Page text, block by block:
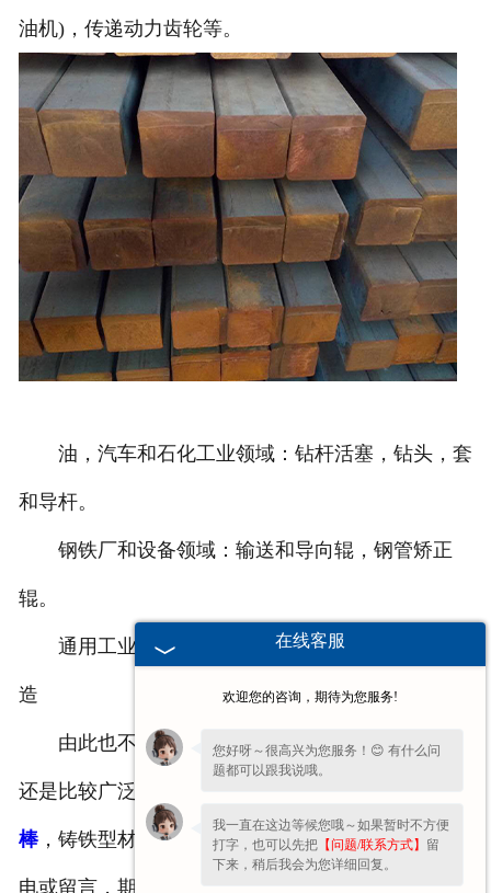
油机)，传递动力齿轮等。
油，汽车和石化工业领域：钻杆活塞，钻头，套
和导杆。
钢铁厂和设备领域：输送和导向辊，钢管矫正
辊。
通用工业领域：机床道具生产，模具和工具的制
造
由此也不难看出，铸铁型材的所涵盖的工业范围
还是比较广泛的，我公司主营产品是球墨
棒，铸铁型材，常州球铁棒等，如果您感兴趣欢迎致
电或留言，期待与您的合作。
在线客服
欢迎您的咨询，期待为您服务!
您好呀～很高兴为您服务！😊 有什么问
题都可以跟我说哦。
我一直在这边等候您哦～如果暂时不方便
打字，也可以先把 【问题/联系方式】 留
下来，稍后我会为您详细回复。